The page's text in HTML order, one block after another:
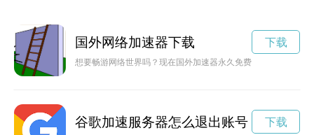
国外网络加速器下载
想要畅游网络世界吗？现在国外加速器永久免费版下载，让你
下载
谷歌加速服务器怎么退出账号 下载